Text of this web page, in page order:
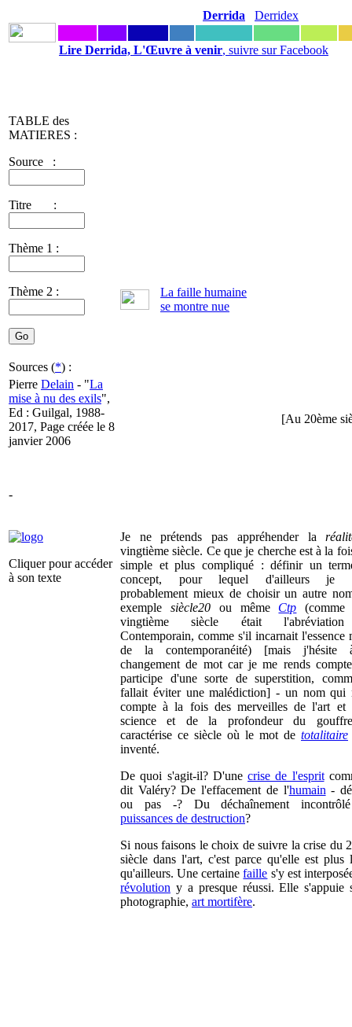
Derrida Derridex
Lire Derrida, L'Œuvre à venir, suivre sur Facebook
TABLE des
MATIERES :
Source :
Titre :
Thème 1 :
Thème 2 :
La faille humaine
se montre nue
Sources (*) :
Pierre Delain - "La
mise à nu des exils",
Ed : Guilgal, 1988-
2017, Page créée le 8
janvier 2006
-
[Au 20ème
Cliquer pour accéder
à son texte
Je ne prétends pas appréhender la
vingtième siècle. Ce que je cherche est à la
simple et plus compliqué : définir un
concept, pour lequel d'ailleurs je
probablement mieux de choisir un autre
exemple siècle20ou même Ctp
vingtième siècle était
Contemporain, comme s'il incarnait l'essence
de la contemporanéité) [mais j'hésite
changement de mot car je me rends
participe d'une sorte de superstition,
fallait éviter une malédiction] - un nom qui
compte à la fois des merveilles de l'art et
science et de la profondeur du
caractérise ce siècle où le mot de totalitaire
inventé.
De quoi s'agit-il? D'une crise de l'esprit
dit Valéry? De l'effacement de l'humain -
ou pas -? Du déchaînement
puissances de destruction?
Si nous faisons le choix de suivre la crise du
siècle dans l'art, c'est parce qu'elle est plus
qu'ailleurs. Une certainefaille s'y est
révolution y a presque réussi. Elle s'appuie
photographie, art mortifère.